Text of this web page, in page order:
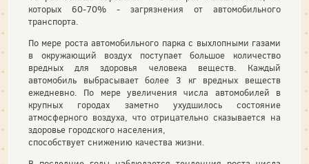
которых 60-70% - загрязнения от автомобильного
транспорта.
По мере роста автомобильного парка с выхлопными газами
в окружающий воздух поступает большое количество
вредных для здоровья человека веществ. Каждый
автомобиль выбрасывает более 3 кг вредных веществ
ежедневно. По мере увеличения числа автомобилей в
крупных городах заметно ухудшилось состояние
атмосферного воздуха, что отрицательно сказывается на
здоровье городского населения,
способствует снижению качества жизни.